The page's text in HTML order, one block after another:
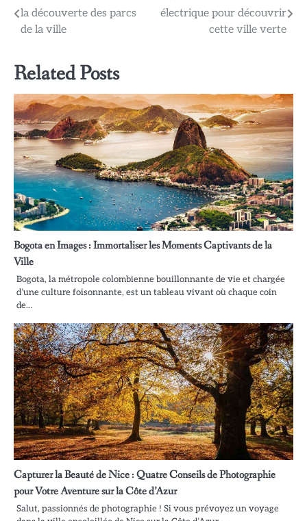
de
la découverte des parcs
de la ville
électrique pour découvrir
cette ville verte
Related Posts
Bogota en Images : Immortaliser les Moments Captivants de la
Ville
Bogota, la métropole colombienne bouillonnante de vie et chargée
d’une culture foisonnante, est un tableau vivant où chaque coin
de…
Capturer la Beauté de Nice : Quatre Conseils de Photographie
pour Votre Aventure sur la Côte d’Azur
Salut, passionnés de photographie ! Si vous prévoyez un voyage